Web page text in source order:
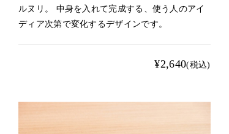
ルヌリ。 中身を入れて完成する、使う人のアイ
ディア次第で変化するデザインです。
¥2,640(税込)